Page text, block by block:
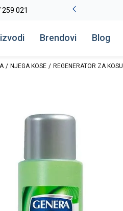
259 021
Brendovi Blog
NJEGA KOSE REGENERATOR ZA KOSU